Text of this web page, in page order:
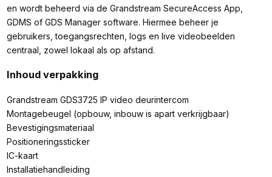
en wordt beheerd via de Grandstream SecureAccess App,
GDMS of GDS Manager software. Hiermee beheer je
gebruikers, toegangsrechten, logs en live videobeelden
centraal, zowel lokaal als op afstand.
Inhoud verpakking
Grandstream GDS3725 IP video deurintercom
Montagebeugel (opbouw, inbouw is apart verkrijgbaar)
Bevestigingsmateriaal
Positioneringssticker
IC-kaart
Installatiehandleiding